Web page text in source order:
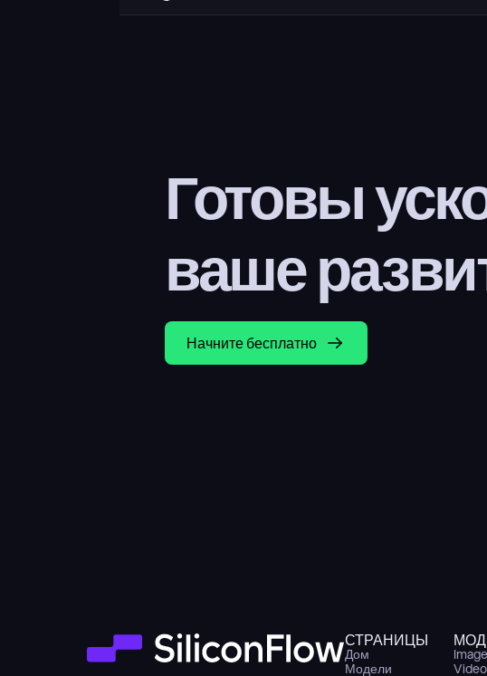
Готовы
ваше
Начните бесплатно
СТРАНИЦЫ
Дом
Модели
Image
Video